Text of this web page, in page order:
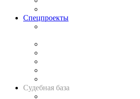
Спецпроекты
Судебная база